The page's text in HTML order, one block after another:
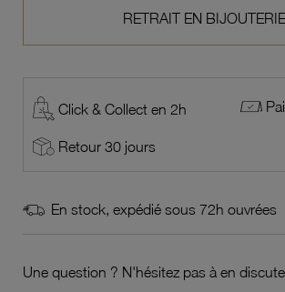
RETRAIT EN BIJOUTERIE
Click & Collect en 2h
Retour 30 jours
En stock, expédié sous 72h ouvrées
Une question ? N'hésitez pas à en